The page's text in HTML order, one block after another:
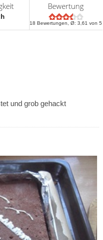
Bewertung
18 Bewertungen, Ø:3,61 von 5
und grob gehackt